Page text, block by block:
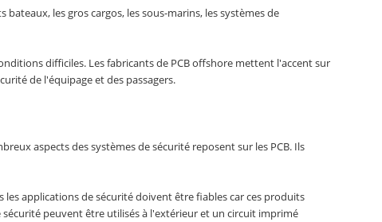
les gros cargos, les sous-marins, les systèmes de
difficiles. Les fabricants de PCB offshore mettent l'accent sur
de l'équipage et des passagers.
aspects des systèmes de sécurité reposent sur les PCB. Ils
les applications de sécurité doivent être fiables car ces produits
peuvent être utilisés à l'extérieur et un circuit imprimé